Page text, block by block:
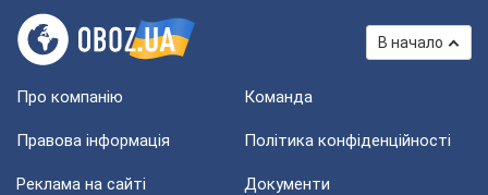
В начало
Про компанію Команда
Правова інформація Політика конфіденційності
Реклама на сайті Документи